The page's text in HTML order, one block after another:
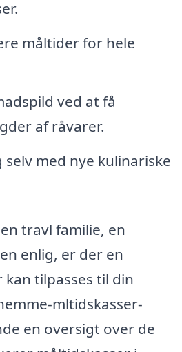
måltider for hele
ved at få
af råvarer.
med nye kulinariske
travl familie, en
enlig, er der en
kan tilpasses til din
mltidskasser-
en oversigt over de